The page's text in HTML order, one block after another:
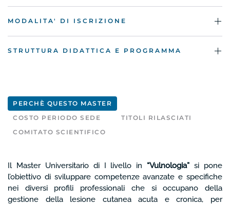
MODALITA' DI ISCRIZIONE
STRUTTURA DIDATTICA E PROGRAMMA
PERCHÈ QUESTO MASTER
COSTO PERIODO SEDE
TITOLI RILASCIATI
COMITATO SCIENTIFICO
Il Master Universitario di I livello in “Vulnologia” si pone
l’obiettivo di sviluppare competenze avanzate e specifiche
nei diversi profili professionali che si occupano della
gestione della lesione cutanea acuta e cronica, per